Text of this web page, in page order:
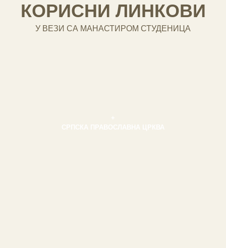
КОРИСНИ ЛИНКОВИ
У ВЕЗИ СА МАНАСТИРОМ СТУДЕНИЦА